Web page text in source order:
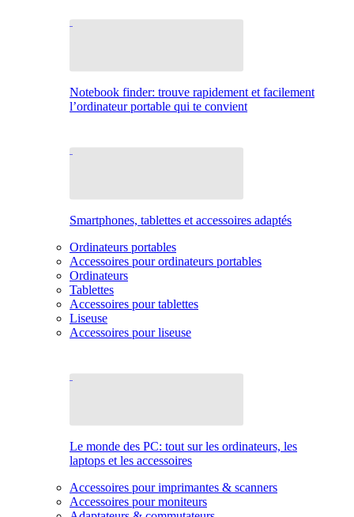
Notebook finder: trouve rapidement et facilement
l’ordinateur portable qui te convient
Smartphones, tablettes et accessoires adaptés
Ordinateurs portables
Accessoires pour ordinateurs portables
Ordinateurs
Tablettes
Accessoires pour tablettes
Liseuse
Accessoires pour liseuse
Le monde des PC: tout sur les ordinateurs, les
laptops et les accessoires
Accessoires pour imprimantes & scanners
Accessoires pour moniteurs